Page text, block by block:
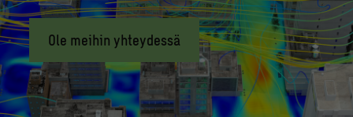
Ole meihin yhteydessä